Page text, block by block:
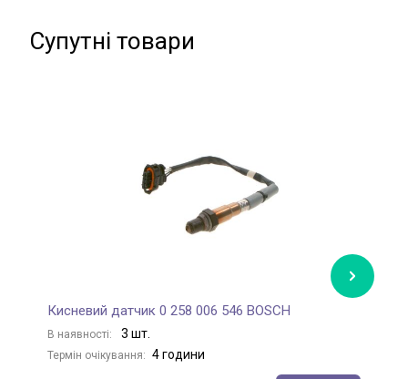
Супутні товари
Кисневий датчик 0 258 006 546 BOSCH
В наявності: 3 шт.
Термін очікування: 4 години